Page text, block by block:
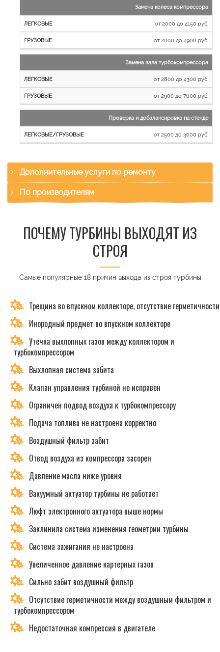
Замена колеса компрессора
от 2000 до 4150 руб.
от 2000 до 4900 руб.
Замена вала турбокомпрессора
от 2800 до 4300 руб.
от 2900 до 7600 руб.
Проверка и добалансировка на стенде
от 2500 до 3000 руб.
Дополнительные услуги по ремонту
По производителям
ПОЧЕМУ ТУРБИНЫ ВЫХОДЯТ ИЗ
СТРОЯ
Самые популярные 18 причин выхода из строя турбины
Трещина во впускном коллекторе, отсутствие герметичности
Инородный предмет во впускном коллекторе
Утечка выхлопных газов между коллектором и
турбокомпрессором
Выхлопная система забита
Клапан управления турбиной не исправен
Ограничен подвод воздуха к турбокомпрессору
Подача топлива не настроена корректно
Воздушный фильтр забит
Отвод воздуха из компрессора засорен
Давление масла ниже уровня
Вакуумный актуатор турбины не работает
Люфт электронного актуатора выше нормы
Заклинила система изменения геометрии турбины
Система зажигания не настроена
Увеличенное давление картерных газов
Сильно забит воздушный фильтр
Отсутствие герметичности между воздушным фильтром и
турбокомпрессором
Недостаточная компрессия в двигателе